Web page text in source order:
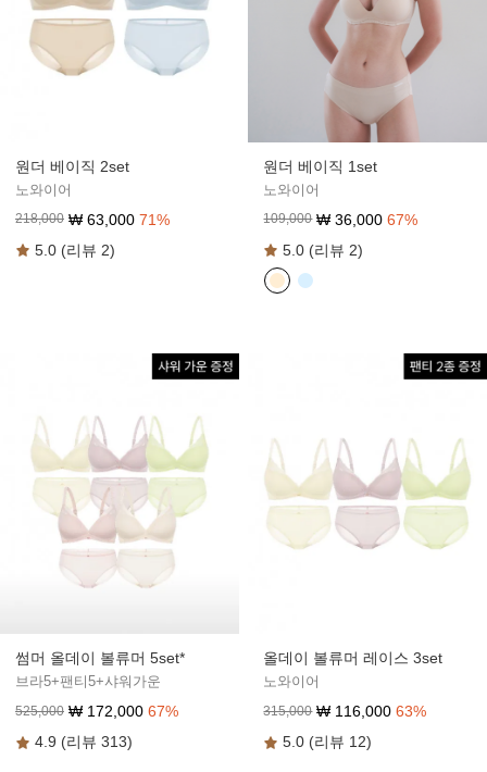
원더 베이직 2set
노와이어
218,000 ₩ 63,000 71%
5.0 (리뷰 2)
원더 베이직 1set
노와이어
109,000 ₩36,000 67%
5.0 (리뷰 2)
썸머 올데이 볼류머 5set*
브라5+팬티5+샤워가운
525,000 ₩ 172,000 67%
4.9 (리뷰 313)
올데이 볼류머 레이스 3set
노와이어
315,000 ₩ 116,000 63%
5.0 (리뷰 12)